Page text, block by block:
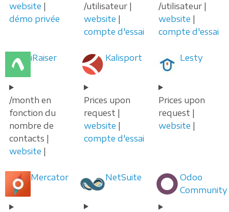
website |
démo privée
/utilisateur |
website |
compte d'essai
/utilisateur |
website |
compte d'essai
iRaiser
/month en
fonction du
nombre de
contacts |
website |
Kalisport
Prices upon
request |
website |
compte d'essai
Lesty
Prices upon
request |
website |
Mercator NetSuite
Odoo
Community